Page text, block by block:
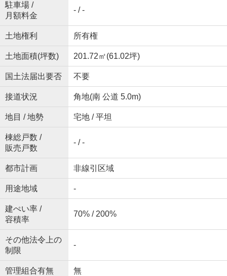
駐車場 /
月額料金
- / -
土地権利 所有権
土地面積(坪数) 201.72㎡(61.02坪)
国土法届出要否 不要
接道状況 角地(南 公道 5.0m)
地目 / 地勢 宅地 / 平坦
棟総戸数 /
販売戸数
- / -
都市計画 非線引区域
用途地域 -
建ぺい率 /
容積率
70% / 200%
その他法令上の
制限
-
管理組合有無 無